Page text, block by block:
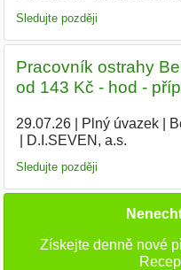
Sledujte později
Pracovník ostrahy
od 143 Kč - hod -
29.07.26| Plný úvazek|
D.I.SEVEN, a.s.
Sledujte později
Získejte denně nové